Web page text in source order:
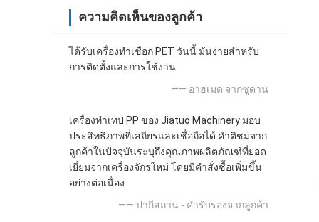
ความคิดเห็นของลูกค้า
ได้รับเครื่องทําเชือก PET วันนี้ มันง่ายสําหรับ
การติดตั้งและการใช้งาน
—— อาฮเมด จากซูดาน
เครื่องทำเทป PP ของ Jiatuo Machinery มอบ
ประสิทธิภาพที่เสถียรและเชื่อถือได้ คำติชมจาก
ลูกค้าในปัจจุบันระบุถึงคุณภาพผลิตภัณฑ์ที่ยอด
เยี่ยมจากเครื่องจักรใหม่ โดยมีคำสั่งซื้อเพิ่มขึ้น
อย่างต่อเนื่อง
—— ปากีสถาน - คำรับรองจากลูกค้า